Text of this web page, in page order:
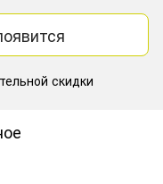
скидки